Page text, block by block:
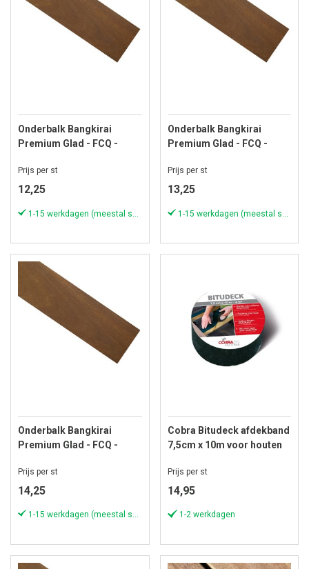
Onderbalk Bangkirai
Premium Glad - FCQ -
Prijs per st
12,25
Onderbalk Bangkirai
Premium Glad - FCQ -
Prijs per st
13,25
Onderbalk Bangkirai
Premium Glad - FCQ -
Prijs per st
14,25
1-15 werkdagen (meestal sneller)
Cobra Bitudeck afdekband
7,5cm x 10m voor houten
Prijs per st
14,95
1-2 werkdagen